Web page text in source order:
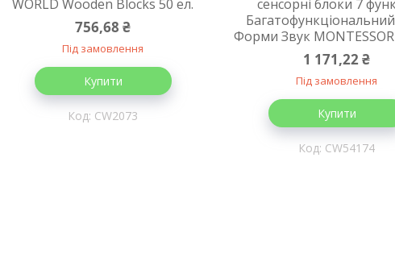
WORLD Wooden Blocks 50 ел.
756,68 ₴
Під замовлення
Купити
CW2073
сенсорні блоки 7
Форми Звук
1 171,22 ₴
Під замовлення
Купити
CW54174